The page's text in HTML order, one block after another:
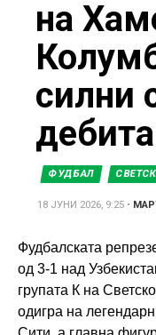
hereна
силни
ФУДБАЛ
18 ЈУНИ 2026, 9:25 •
Фудбалската
од 3-1 над
групата К на
одигра на